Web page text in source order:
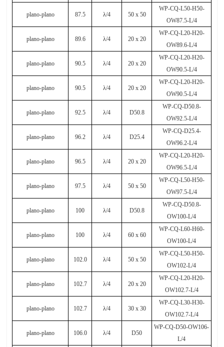
plano-plano 87.5 λ/4 50 x 50
WP-CQ-L50-H50-
OW87.5-L/4
plano-plano 89.6 λ/4 20 x 20
WP-CQ-L20-H20-
OW89.6-L/4
plano-plano 90.5 λ/4 20 x 20
WP-CQ-L20-H20-
OW90.5-L/4
plano-plano 90.5 λ/4 20 x 20
WP-CQ-L20-H20-
OW90.5-L/4
plano-plano 92.5 λ/4 D50.8
WP-CQ-D50.8-
OW92.5-L/4
plano-plano 96.2 λ/4 D25.4
WP-CQ-D25.4-
OW96.2-L/4
plano-plano 96.5 λ/4 20 x 20
WP-CQ-L20-H20-
OW96.5-L/4
plano-plano 97.5 λ/4 50 x 50
WP-CQ-L50-H50-
OW97.5-L/4
plano-plano 100 λ/4 D50.8
WP-CQ-D50.8-
OW100-L/4
plano-plano 100 λ/4 60 x 60
WP-CQ-L60-H60-
OW100-L/4
plano-plano 102.0 λ/4 50 x 50
WP-CQ-L50-H50-
OW102-L/4
plano-plano 102.7 λ/4 20 x 20
WP-CQ-L20-H20-
OW102.7-L/4
plano-plano 102.7 λ/4 30 x 30
WP-CQ-L30-H30-
OW102.7-L/4
plano-plano 106.0 λ/4 D50
WP-CQ-D50-OW106-
L/4